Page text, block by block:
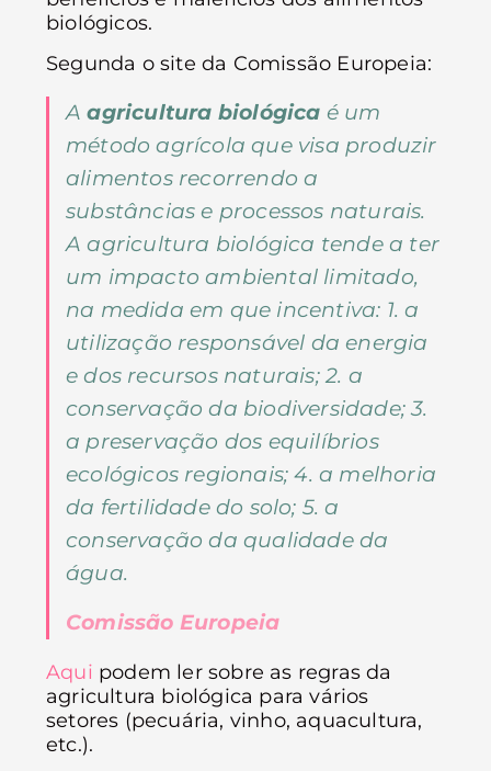
biológicos.
Segunda o site da Comissão Europeia:
Aagricultura biológica é um
método agrícola que visa produzir
alimentos recorrendo a
substâncias e processos naturais.
A agricultura biológica tende a ter
um impacto ambiental limitado,
na medida em que incentiva: 1. a
utilização responsável da energia
e dos recursos naturais; 2. a
conservação da biodiversidade; 3.
a preservação dos equilíbrios
ecológicos regionais; 4. a melhoria
da fertilidade do solo; 5. a
conservação da qualidade da
água.
Comissão Europeia
Aqui podem ler sobre as regras da
agricultura biológica para vários
setores (pecuária, vinho, aquacultura,
etc.).